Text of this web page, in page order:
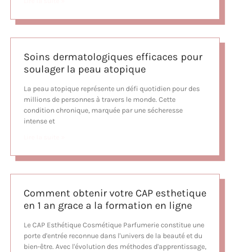
Soins dermatologiques efficaces pour
soulager la peau atopique
La peau atopique représente un défi quotidien pour des
millions de personnes à travers le monde. Cette
condition chronique, marquée par une sécheresse
intense et
Comment obtenir votre CAP esthetique
en 1 an grace a la formation en ligne
Le CAP Esthétique Cosmétique Parfumerie constitue une
porte d'entrée reconnue dans l'univers de la beauté et du
bien-être. Avec l'évolution des méthodes d'apprentissage,